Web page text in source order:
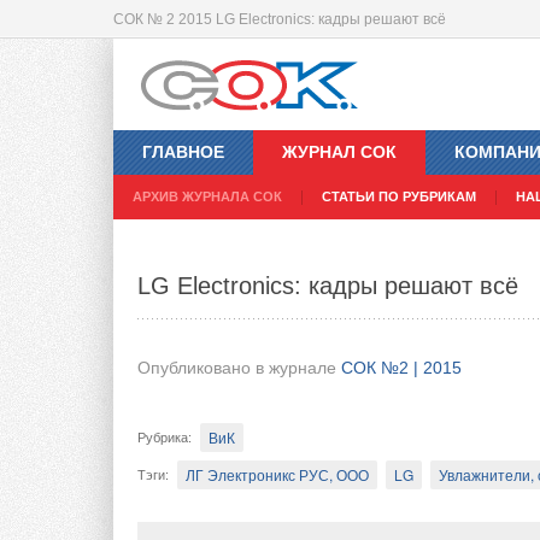
СОК № 2 2015 LG Electronics: кадры решают всё
ГЛАВНОЕ ЖУРНАЛ СОК
АРХИВ ЖУРНАЛА СОК СТАТЬИ ПО РУБРИКАМ
LG Electronics: кадры решают всё
Опубликовано в журнале СОК №2 | 2015
Рубрика: ВиК
Тэги: ЛГ Электроникс РУС, ООО LG Увлажнители,
Мероприятия по осуществлению
Опубликовано в журнале СОК №2 | 2015
Тэги: Автоматика, регуляторы, модули, термостаты,...
Безопасность и эффективное
особенно актуально для рабочих мест,
вентиляции и кондиционирования для